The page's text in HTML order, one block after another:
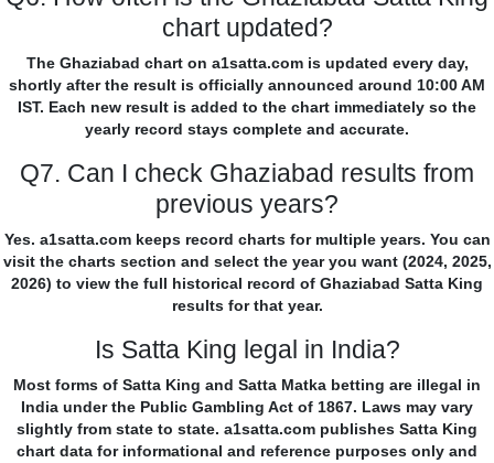
chart updated?
The Ghaziabad chart on a1satta.com is updated every day,
shortly after the result is officially announced around 10:00 AM
IST. Each new result is added to the chart immediately so the
yearly record stays complete and accurate.
Q7. Can I check Ghaziabad results from
previous years?
Yes. a1satta.com keeps record charts for multiple years. You can
visit the charts section and select the year you want (2024, 2025,
2026) to view the full historical record of Ghaziabad Satta King
results for that year.
Is Satta King legal in India?
Most forms of Satta King and Satta Matka betting are illegal in
India under the Public Gambling Act of 1867. Laws may vary
slightly from state to state. a1satta.com publishes Satta King
chart data for informational and reference purposes only and